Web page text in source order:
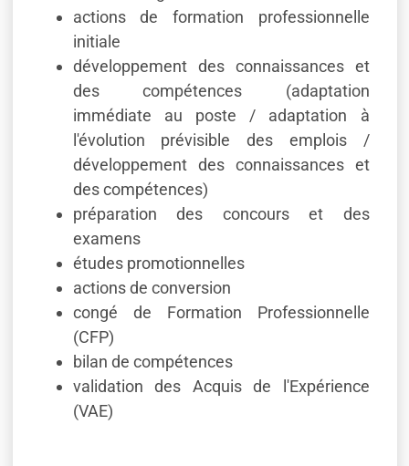
actions de formation professionnelle
initiale
développement des connaissances et
des compétences (adaptation
immédiate au poste / adaptation à
l'évolution prévisible des emplois /
développement des connaissances et
des compétences)
préparation des concours et des
examens
études promotionnelles
actions de conversion
congé de Formation Professionnelle
(CFP)
bilan de compétences
validation des Acquis de l'Expérience
(VAE)